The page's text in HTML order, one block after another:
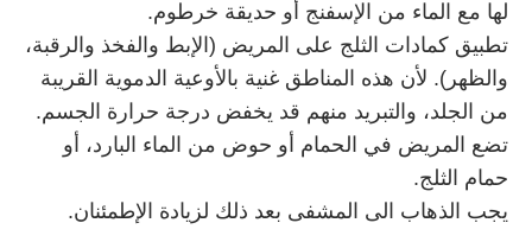
لها مع الماء من الإسفنج أو حديقة خرطوم.
تطبيق كمادات الثلج على المريض (الإبط والفخذ والرقبة،
والظهر). لأن هذه المناطق غنية بالأوعية الدموية القريبة
من الجلد، والتبريد منهم قد يخفض درجة حرارة الجسم.
تضع المريض في الحمام أو حوض من الماء البارد، أو
حمام الثلج.
يجب الذهاب الى المشفى بعد ذلك لزيادة الإطمئنان.